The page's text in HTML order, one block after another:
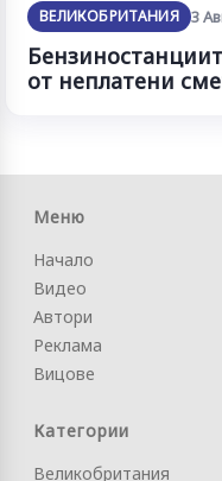
ВЕЛИКОБРИТАНИЯ 3
от неплатени
Меню
Начало
Видео
Автори
Реклама
Вицове
Категории
Великобритания